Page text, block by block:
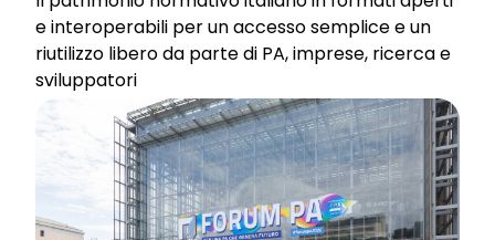
e interoperabili per un accesso semplice e un
riutilizzo libero da parte di PA, imprese, ricerca e
sviluppatori